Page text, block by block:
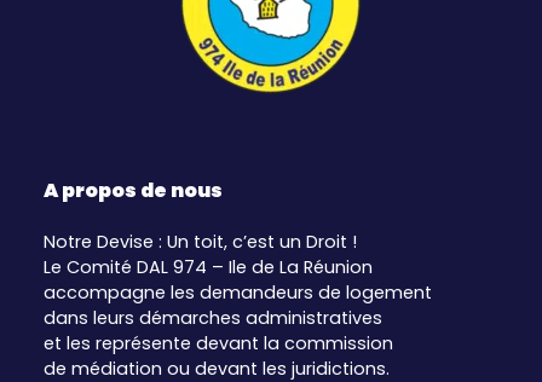
A propos de nous
Notre Devise : Un toit, c’est un Droit !
Le Comité DAL 974 – Ile de La Réunion
accompagne les demandeurs de logement
dans leurs démarches administratives
et les représente devant la commission
de médiation ou devant les juridictions.